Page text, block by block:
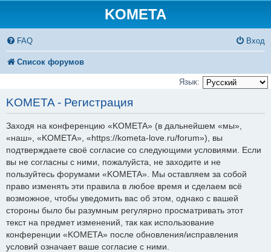
KOMETA
FAQ Вход
Список форумов
Язык:
KOMETA - Регистрация
Заходя на конференцию «KOMETA» (в дальнейшем «мы»,
«наш», «KOMETA», «https://kometa-love.ru/forum»), вы
подтверждаете своё согласие со следующими условиями. Если
вы не согласны с ними, пожалуйста, не заходите и не
пользуйтесь форумами «KOMETA». Мы оставляем за собой
право изменять эти правила в любое время и сделаем всё
возможное, чтобы уведомить вас об этом, однако с вашей
стороны было бы разумным регулярно просматривать этот
текст на предмет изменений, так как использование
конференции «KOMETA» после обновления/исправления
условий означает ваше согласие с ними.